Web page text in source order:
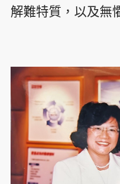
解難特質，以及無